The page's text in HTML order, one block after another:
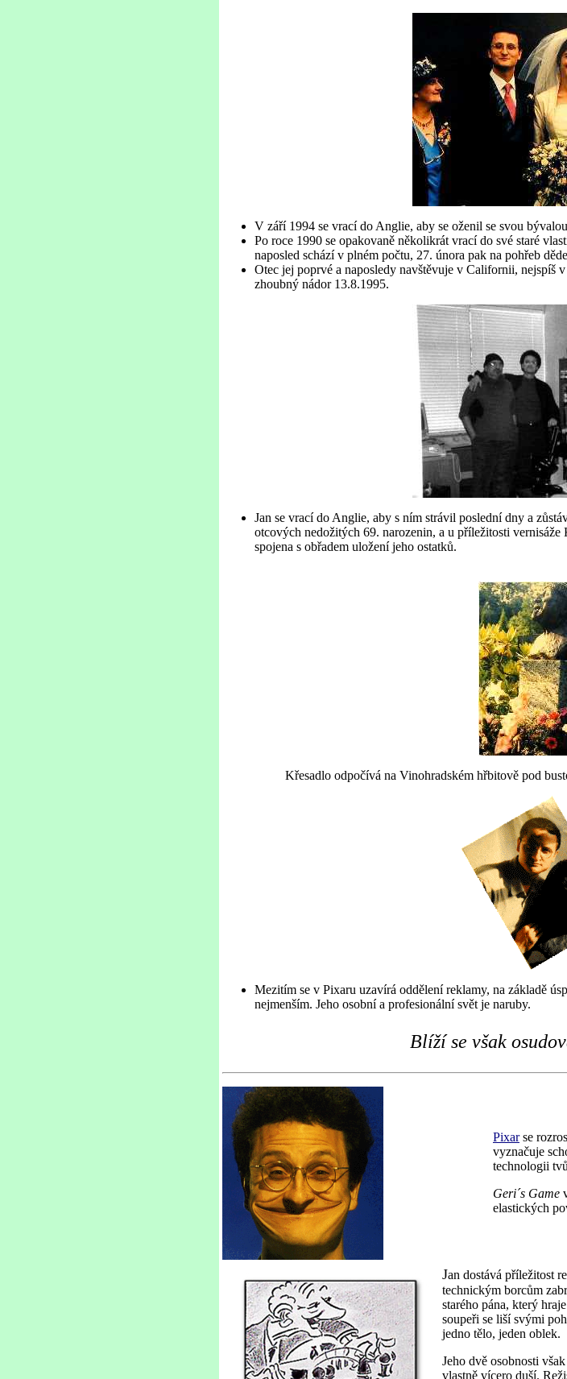
V září 1994 se vrací do Anglie, aby se oženil se svou
Po roce 1990 se opakovaně několikrát vrací do své staré
naposled schází v plném počtu, 27. února pak na pohřeb
Otec jej poprvé a naposledy navštěvuje v Californii, nejspíš
zhoubný nádor 13.8.1995.
Jan se vrací do Anglie, aby s ním strávil poslední dny a
otcových nedožitých 69. narozenin, a u příležitosti
spojena s obřadem uložení jeho ostatků.
Křesadlo odpočívá na Vinohradském hřbitově pod
Mezitím se v Pixaru uzavírá oddělení reklamy, na základě
nejmenším. Jeho osobní a profesionální svět je naruby.
Blíží se však
Pixarse
vyznačuje
technologii
Geri´s Game
elastických
Jan dostává příležitost
technickým borcům
starého pána, který
soupeři se liší svými
jedno tělo, jeden oblek.
Jeho dvě osobnosti
vlastně vícero duší.